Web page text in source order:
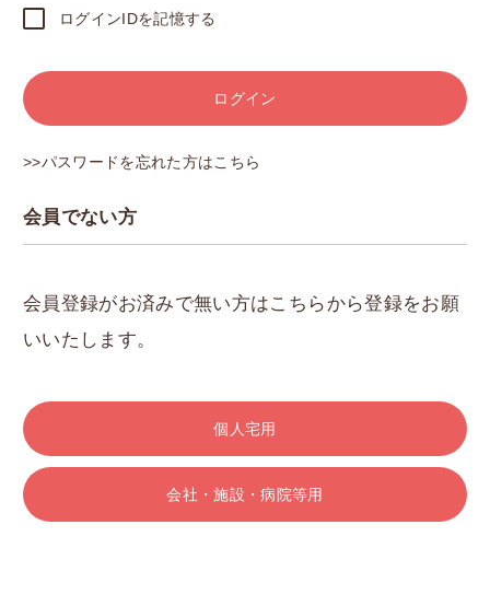
ログインIDを記憶する
ログイン
>>パスワードを忘れた方はこちら
会員でない方
会員登録がお済みで無い方はこちらから登録をお願
いいたします。
個人宅用
会社・施設・病院等用